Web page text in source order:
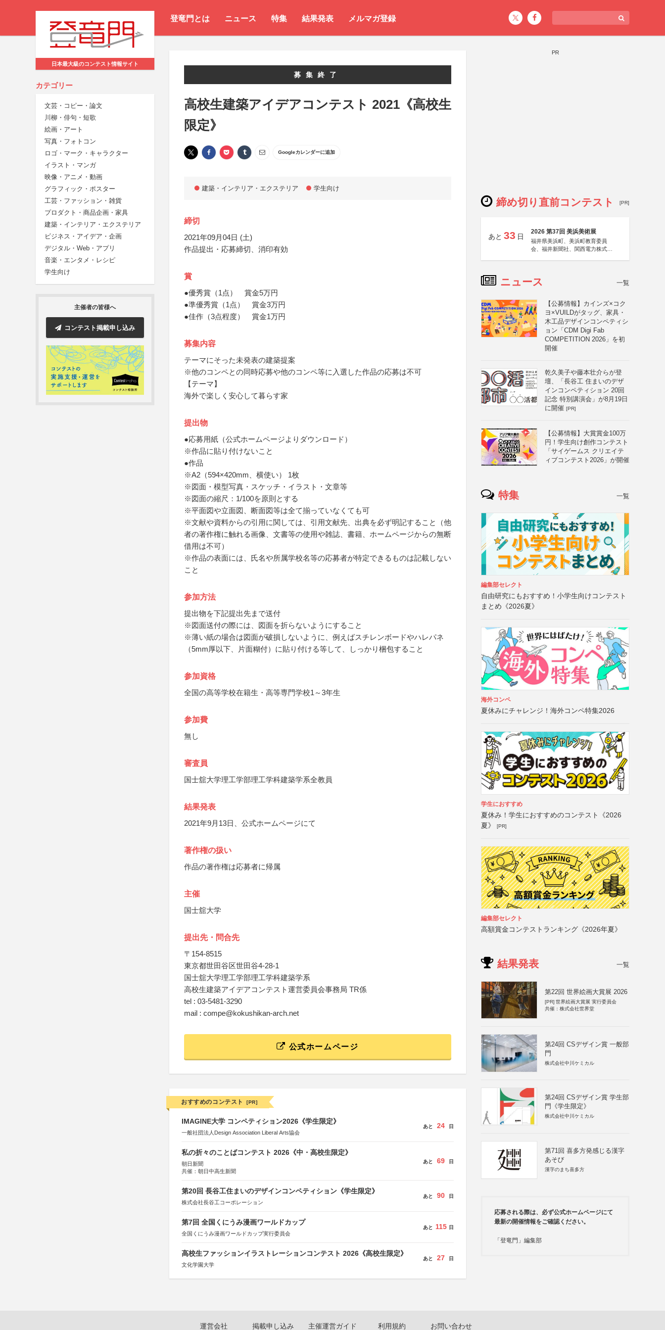
登竜門とは ニュース 特集 結果発表 メルマガ登録
日本最大級のコンテスト情報サイト
カテゴリー
文芸・コピー・論文
川柳・俳句・短歌
絵画・アート
写真・フォトコン
ロゴ・マーク・キャラクター
イラスト・マンガ
映像・アニメ・動画
グラフィック・ポスター
工芸・ファッション・雑貨
プロダクト・商品企画・家具
建築・インテリア・エクステリア
ビジネス・アイデア・企画
デジタル・Web・アプリ
音楽・エンタメ・レシピ
学生向け
主催者の皆様へ
コンテスト掲載申し込み
募集終了
高校生建築アイデアコンテスト 2021《高校生
限定》
Googleカレンダーに追加
建築・インテリア・エクステリア 学生向け
締切
2021年09月04日 (土)
作品提出・応募締切、消印有効
賞
●優秀賞（1点） 賞金5万円
●準優秀賞（1点） 賞金3万円
●佳作（3点程度） 賞金1万円
募集内容
テーマにそった未発表の建築提案
※他のコンペとの同時応募や他のコンペ等に入選した作品の応募は不可
【テーマ】
海外で楽しく安心して暮らす家
提出物
●応募用紙（公式ホームページよりダウンロード）
※作品に貼り付けないこと
●作品
※A2（594×420mm、横使い） 1枚
※図面・模型写真・スケッチ・イラスト・文章等
※図面の縮尺：1/100を原則とする
※平面図や立面図、断面図等は全て揃っていなくても可
※文献や資料からの引用に関しては、引用文献先、出典を必ず明記すること（他
者の著作権に触れる画像、文書等の使用や雑誌、書籍、ホームページからの無断
借用は不可）
※作品の表面には、氏名や所属学校名等の応募者が特定できるものは記載しない
こと
参加方法
提出物を下記提出先まで送付
※図面送付の際には、図面を折らないようにすること
※薄い紙の場合は図面が破損しないように、例えばスチレンボードやハレパネ
（5mm厚以下、片面糊付）に貼り付ける等して、しっかり梱包すること
参加資格
全国の高等学校在籍生・高等専門学校1～3年生
参加費
無し
審査員
国士舘大学理工学部理工学科建築学系全教員
結果発表
2021年9月13日、公式ホームページにて
著作権の扱い
作品の著作権は応募者に帰属
主催
国士舘大学
提出先・問合先
〒154-8515
東京都世田谷区世田谷4-28-1
国士舘大学理工学部理工学科建築学系
高校生建築アイデアコンテスト運営委員会事務局 TR係
tel : 03-5481-3290
mail : compe@kokushikan-arch.net
公式ホームページ
おすすめのコンテスト [PR]
IMAGINE大学 コンペティション2026《学生限定》
一般社団法人Design Association Liberal Arts協会
あと 24 日
私の折々のことばコンテスト 2026《中・高校生限定》
朝日新聞
共催：朝日中高生新聞
あと 69 日
第20回 長谷工住まいのデザインコンペティション《学生限定》
株式会社長谷工コーポレーション
あと 90 日
第7回 全国くにうみ漫画ワールドカップ
全国くにうみ漫画ワールドカップ実行委員会
あと 115 日
高校生ファッションイラストレーションコンテスト 2026《高校生限定》
文化学園大学
あと 27 日
PR
締め切り直前コンテスト [PR]
あと 33 日
2026 第37回 美浜美術展
福井県美浜町、美浜町教育委員
会、福井新聞社、関西電力株式会
ニュース 一覧
【公募情報】カインズ×コク
ヨ×VUILDがタッグ、家具・
木工品デザインコンペティシ
ョン「CDM Digi Fab
COMPETITION 2026」を初
開催
乾久美子や藤本壮介らが登
壇、「長谷工 住まいのデザ
インコンペティション 20回
記念 特別講演会」が8月19日
に開催 [PR]
【公募情報】大賞賞金100万
円！学生向け創作コンテスト
「サイゲームス クリエイテ
ィブコンテスト2026」が開催
特集 一覧
編集部セレクト
自由研究にもおすすめ！小学生向けコンテスト
まとめ《2026夏》
海外コンペ
夏休みにチャレンジ！海外コンペ特集2026
学生におすすめ
夏休み！学生におすすめのコンテスト《2026
夏》
[PR]
編集部セレクト
高額賞金コンテストランキング《2026年夏》
結果発表 一覧
第22回 世界絵画大賞展 2026
[PR] 世界絵画大賞展 実行委員会
共催：株式会社世界堂
第24回 CSデザイン賞 一般部
門
株式会社中川ケミカル
第24回 CSデザイン賞 学生部
門《学生限定》
株式会社中川ケミカル
第71回 喜多方発感じる漢字
あそび
漢字のまち喜多方
応募される際は、必ず公式ホームページにて
最新の開催情報をご確認ください。
「登竜門」編集部
運営会社 掲載申し込み 主催運営ガイド 利用規約 お問い合わせ